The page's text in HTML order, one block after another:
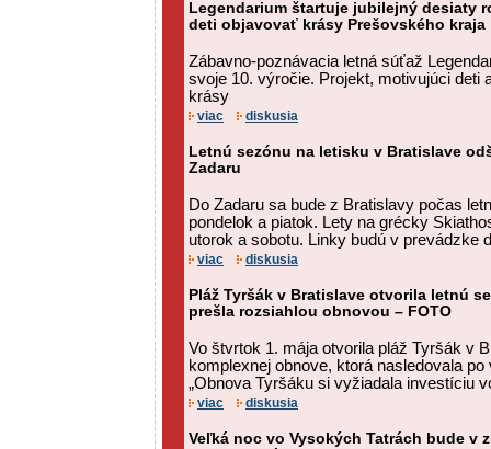
Legendarium štartuje jubilejný desiaty
deti objavovať krásy Prešovského kraja
Zábavno-poznávacia letná súťaž
svoje 10. výročie. Projekt, motivujúci deti
krásy
viac diskusia
Letnú sezónu na letisku v Bratislave
Zadaru
Do Zadaru sa bude z Bratislavy počas
pondelok a piatok. Lety na grécky
utorok a sobotu. Linky budú v prevádzke
viac diskusia
Pláž Tyršák v Bratislave otvorila letnú
prešla rozsiahlou obnovou – FOTO
Vo štvrtok 1. mája otvorila pláž Tyršák v
komplexnej obnove, ktorá nasledovala
„Obnova Tyršáku si vyžiadala investíciu
viac diskusia
Veľká noc vo Vysokých Tatrách bude v